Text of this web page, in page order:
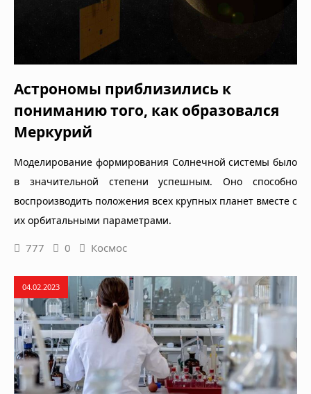
Астрономы приблизились к
пониманию того, как образовался
Меркурий
Моделирование формирования Солнечной системы было
в значительной степени успешным. Оно способно
воспроизводить положения всех крупных планет вместе с
их орбитальными параметрами.
777 0 Космос
04.02.2023